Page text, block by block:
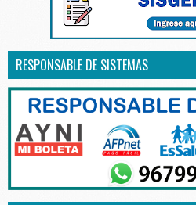
RESPONSABLE DE SISTEMAS